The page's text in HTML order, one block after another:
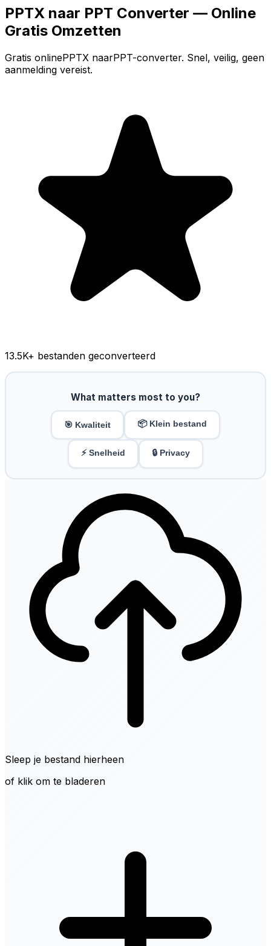
PPTX naar PPT Converter — Online
Gratis Omzetten
Gratis onlinePPTX naarPPT-converter. Snel, veilig, geen
aanmelding vereist.
13.5K+ bestanden geconverteerd
What matters most to you?
🎯 Kwaliteit 📦 Klein bestand
⚡ Snelheid 🔒 Privacy
Sleep je bestand hierheen
of klik om te bladeren